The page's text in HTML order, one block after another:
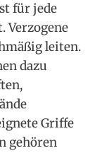
für jede
Verzogene
leiten.
dazu
Griffe
gehören